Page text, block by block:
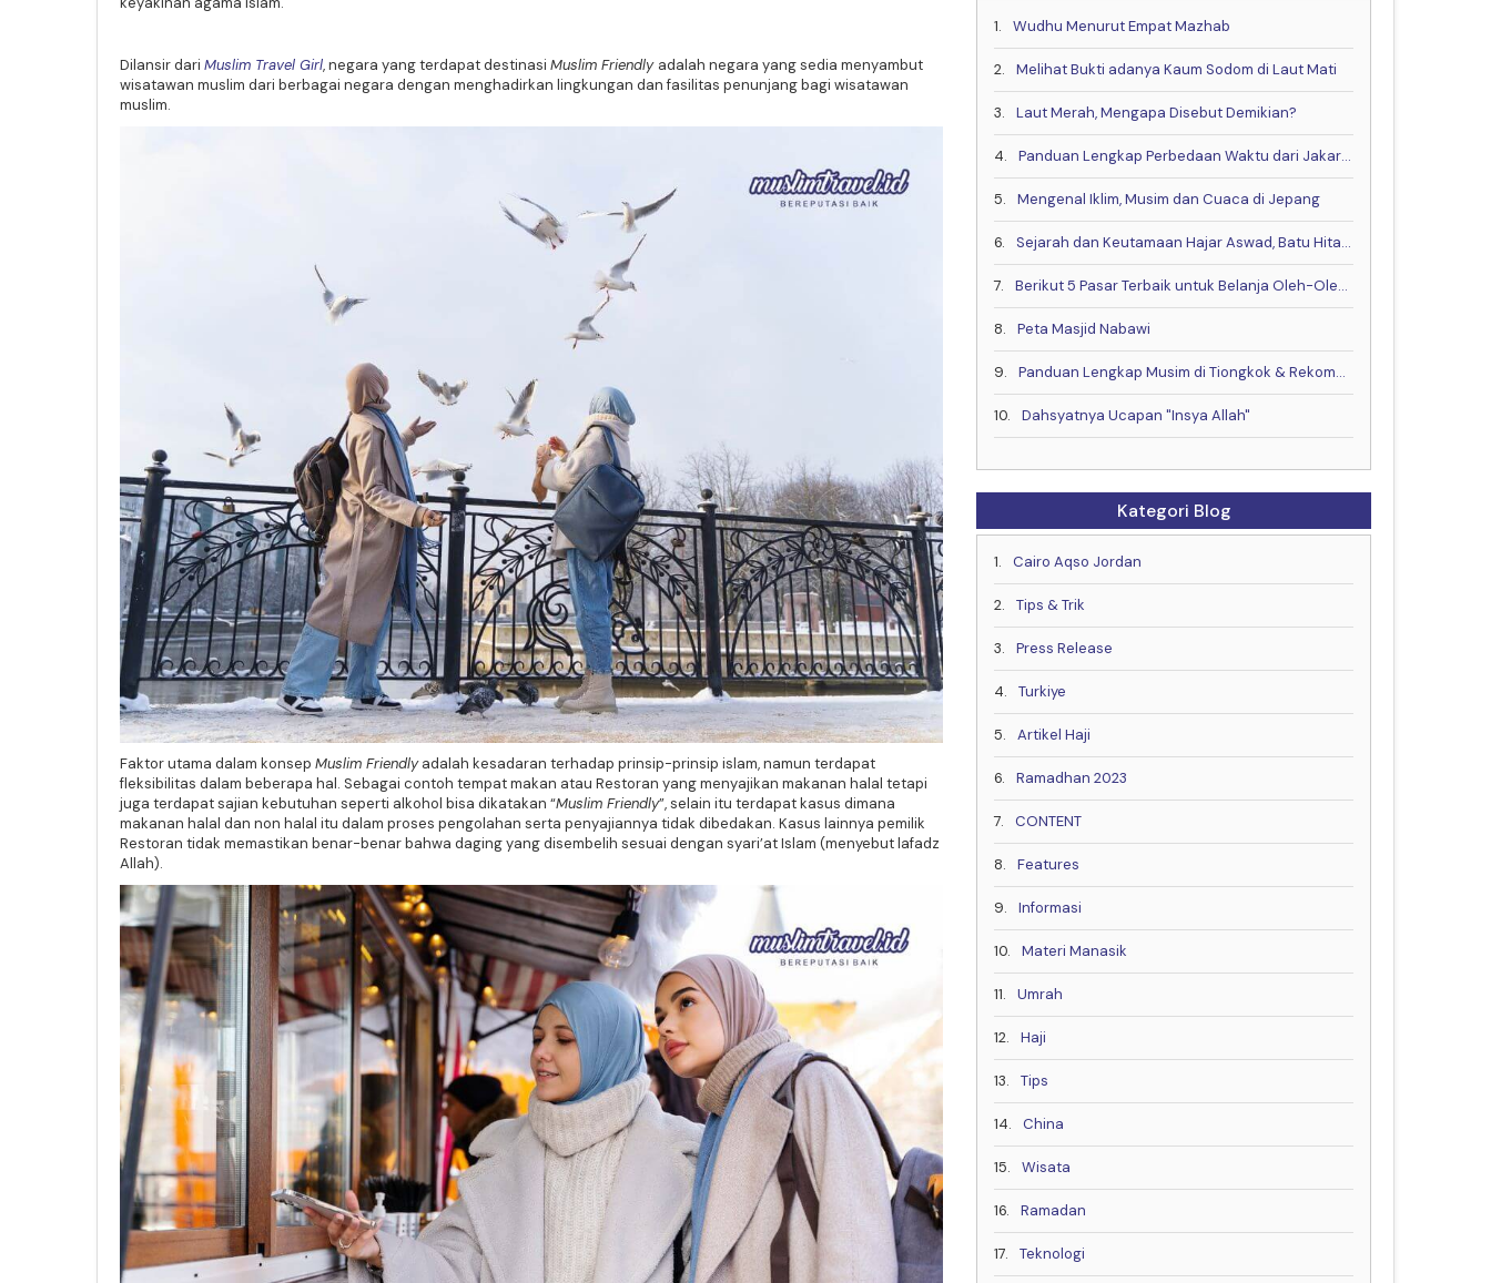
Dilansir dari Muslim Travel Girl, negara yang terdapat destinasi Muslim Friendly adalah negara yang sedia menyambut
wisatawan muslim dari berbagai negara dengan menghadirkan lingkungan dan fasilitas penunjang bagi wisatawan
muslim.
Faktor utama dalam konsep Muslim Friendlyadalah kesadaran terhadap prinsip-prinsip islam, namun terdapat
fleksibilitas dalam beberapa hal. Sebagai contoh tempat makan atau Restoran yang menyajikan makanan halal tetapi
juga terdapat sajian kebutuhan seperti alkohol bisa dikatakan “Muslim Friendly”, selain itu terdapat kasus dimana
makanan halal dan non halal itu dalam proses pengolahan serta penyajiannya tidak dibedakan. Kasus lainnya pemilik
Restoran tidak memastikan benar-benar bahwa daging yang disembelih sesuai dengan syari’at Islam (menyebut lafadz
Allah).
1. Wudhu Menurut Empat Mazhab
2. Melihat Bukti adanya Kaum Sodom di Laut Mati
3. Laut Merah, Mengapa Disebut Demikian?
4. Panduan Lengkap Perbedaan Waktu dari Jakarta ke China, Eropa dan Negara Lain
5. Mengenal Iklim, Musim dan Cuaca di Jepang
6. Sejarah dan Keutamaan Hajar Aswad, Batu Hitam dari Surga
7. Berikut 5 Pasar Terbaik untuk Belanja Oleh-Oleh di Kota Makkah
8. Peta Masjid Nabawi
9. Panduan Lengkap Musim di Tiongkok & Rekomendasi Waktu Terbaik untuk Berkunjung!
10. Dahsyatnya Ucapan "Insya Allah"
Kategori Blog
1. Cairo Aqso Jordan
2. Tips & Trik
3. Press Release
4. Turkiye
5. Artikel Haji
6. Ramadhan 2023
7. CONTENT
8. Features
9. Informasi
10. Materi Manasik
11. Umrah
12. Haji
13. Tips
14. China
15. Wisata
16. Ramadan
17. Teknologi